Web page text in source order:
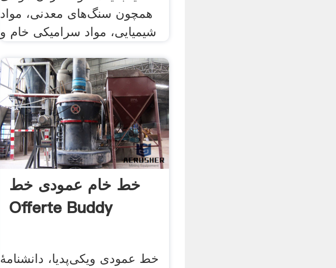
همچون سنگ‌های معدنی، مواد
شیمیایی، مواد سرامیکی خام و
خط خام عمودی خط
Offerte Buddy
خط عمودی ویکی‌پدیا، دانشنامهٔ